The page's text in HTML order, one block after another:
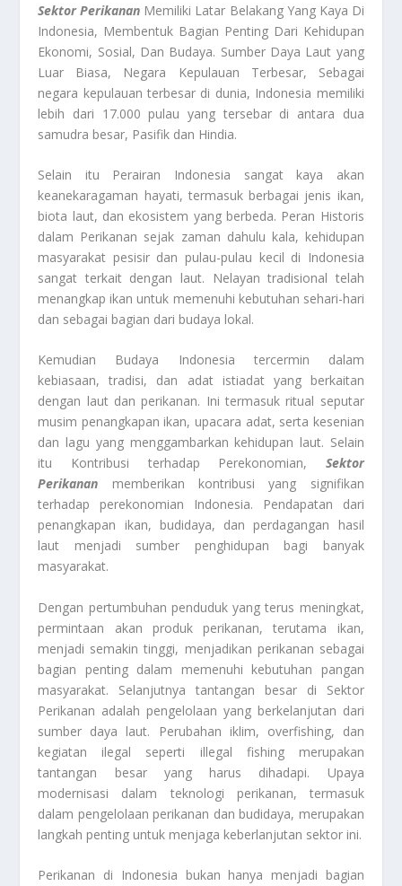
Sektor Perikanan Memiliki Latar Belakang Yang Kaya Di
Indonesia, Membentuk Bagian Penting Dari Kehidupan
Ekonomi, Sosial, Dan Budaya. Sumber Daya Laut yang
Luar Biasa, Negara Kepulauan Terbesar, Sebagai
negara kepulauan terbesar di dunia, Indonesia memiliki
lebih dari 17.000 pulau yang tersebar di antara dua
samudra besar, Pasifik dan Hindia.
Selain itu Perairan Indonesia sangat kaya akan
keanekaragaman hayati, termasuk berbagai jenis ikan,
biota laut, dan ekosistem yang berbeda. Peran Historis
dalam Perikanan sejak zaman dahulu kala, kehidupan
masyarakat pesisir dan pulau-pulau kecil di Indonesia
sangat terkait dengan laut. Nelayan tradisional telah
menangkap ikan untuk memenuhi kebutuhan sehari-hari
dan sebagai bagian dari budaya lokal.
Kemudian Budaya Indonesia tercermin dalam
kebiasaan, tradisi, dan adat istiadat yang berkaitan
dengan laut dan perikanan. Ini termasuk ritual seputar
musim penangkapan ikan, upacara adat, serta kesenian
dan lagu yang menggambarkan kehidupan laut. Selain
itu Kontribusi terhadap Perekonomian, Sektor
Perikanan memberikan kontribusi yang signifikan
terhadap perekonomian Indonesia. Pendapatan dari
penangkapan ikan, budidaya, dan perdagangan hasil
laut menjadi sumber penghidupan bagi banyak
masyarakat.
Dengan pertumbuhan penduduk yang terus meningkat,
permintaan akan produk perikanan, terutama ikan,
menjadi semakin tinggi, menjadikan perikanan sebagai
bagian penting dalam memenuhi kebutuhan pangan
masyarakat. Selanjutnya tantangan besar di Sektor
Perikanan adalah pengelolaan yang berkelanjutan dari
sumber daya laut. Perubahan iklim, overfishing, dan
kegiatan ilegal seperti illegal fishing merupakan
tantangan besar yang harus dihadapi. Upaya
modernisasi dalam teknologi perikanan, termasuk
dalam pengelolaan perikanan dan budidaya, merupakan
langkah penting untuk menjaga keberlanjutan sektor ini.
Perikanan di Indonesia bukan hanya menjadi bagian